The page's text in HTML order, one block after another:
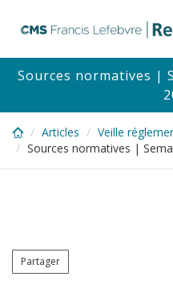
content
Sources normatives |
Articles
Veille
Sources normatives |
Partager